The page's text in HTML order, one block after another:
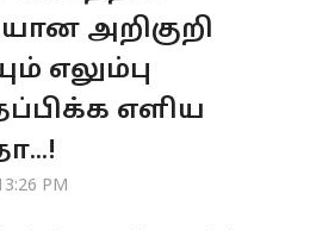
அறிகுறி
எலும்பு
எளிய
PM